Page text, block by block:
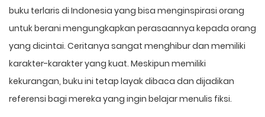
buku terlaris di Indonesia yang bisa menginspirasi orang
untuk berani mengungkapkan perasaannya kepada orang
yang dicintai. Ceritanya sangat menghibur dan memiliki
karakter-karakter yang kuat. Meskipun memiliki
kekurangan, buku ini tetap layak dibaca dan dijadikan
referensi bagi mereka yang ingin belajar menulis fiksi.